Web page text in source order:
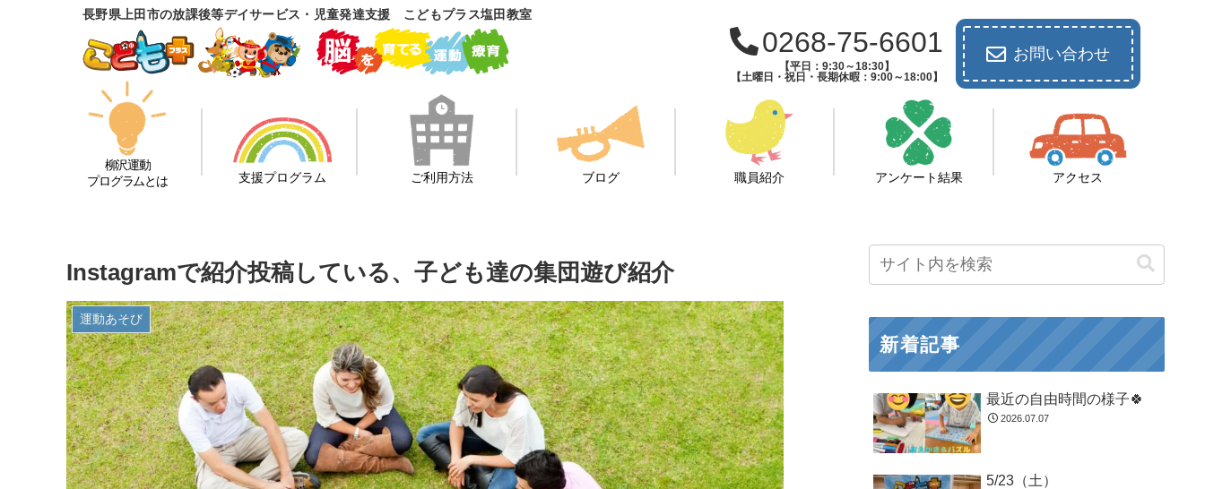
長野県上田市の放課後等デイサービス・児童発達支援 こどもプラス塩田教室
0268-75-6601
【平日：9:30～18:30】
【土曜日・祝日・長期休暇：9:00～18:00】
お問い合わせ
柳沢運動
プログラムとは
支援プログラム ご利用方法 ブログ 職員紹介 アンケート結果 アクセス
Instagramで紹介投稿している、子ども達の集団遊び紹介
運動あそび
新着記事
最近の自由時間の様子🍀
2026.07.07
5/23（土）